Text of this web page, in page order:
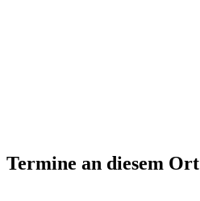
Termine an diesem Ort